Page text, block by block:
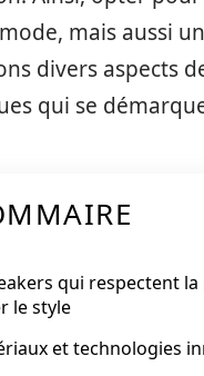
mais aussi
divers aspects
qui se
qui respectent la
le style
et technologies